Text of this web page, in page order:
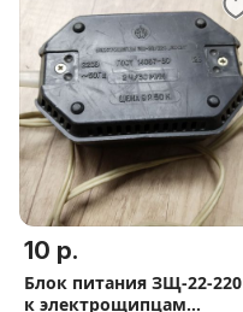
10 р.
Блок питания ЗЩ-22-220
к электрощипцам